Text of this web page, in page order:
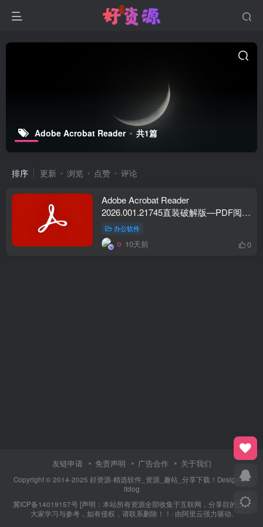
Adobe Acrobat Reader 共1篇
排序 更新 浏览 点赞 评论
Adobe Acrobat Reader
2026.001.21745直装破解版—PDF阅读
器 办公软件
10天前 0
友链申请 免责声明 广告合作 关于我们
Copyright © 2014-2025 好资源-精选软件_资源_趣站_分享下载！Design By
itdog
冀ICP备14019157号[声明：本站所有资源全部收集于互联网，分享目的仅供
大家学习与参考，如有侵权，请联系删除！！· 由阿里云强力驱动.